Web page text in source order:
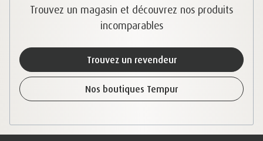
Trouvez un magasin et découvrez nos produits
incomparables
Trouvez un revendeur
Nos boutiques Tempur